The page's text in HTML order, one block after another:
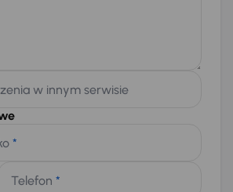
w innym serwisie
*
Telefon *